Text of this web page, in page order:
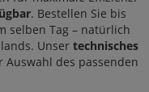
. Bestellen Sie bis
selben Tag – natürlich
Unser technisches
Auswahl des passenden